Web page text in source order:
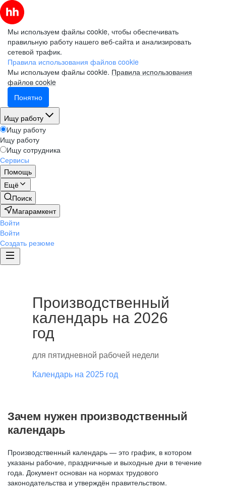
Мы используем файлы cookie, чтобы обеспечивать
правильную работу нашего веб-сайта и анализировать
сетевой трафик.
Правила использования файлов cookie
Мы используем файлы cookie. Правила использования
файлов cookie
Понятно
Ищу работу
Ищу работу
Ищу работу
Ищу сотрудника
Сервисы
Помощь
Ещё
Поиск
Магарамкент
Войти
Войти
Создать резюме
Производственный
календарь на 2026
год
для пятидневной рабочей недели
Календарь на 2025 год
Зачем нужен производственный
календарь
Производственный календарь — это график, в котором
указаны рабочие, праздничные и выходные дни в течение
года. Документ основан на нормах трудового
законодательства и утверждён правительством.